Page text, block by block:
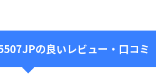
の良いレビュー・口コミ